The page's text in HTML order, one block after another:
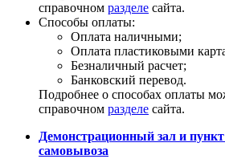
справочном разделе сайта.
Способы оплаты:
Оплата наличными;
Оплата пластиковыми
Безналичный расчет;
Банковский перевод.
Подробнее о способах оплаты
справочном разделе сайта.
Демонстрационный зал и пункт
самовывоза